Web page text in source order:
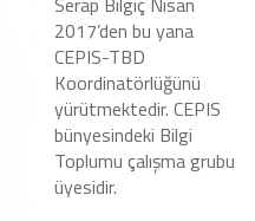
2017’den bu yana
CEPIS-TBD
Koordinatörlüğünü
yürütmektedir. CEPIS
bünyesindeki Bilgi
Toplumu çalışma grubu
üyesidir.